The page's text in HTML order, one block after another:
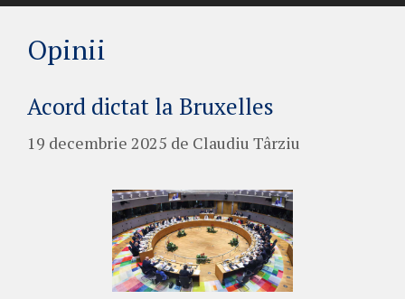
Opinii
Acord dictat la Bruxelles
19 decembrie 2025 de Claudiu Târziu